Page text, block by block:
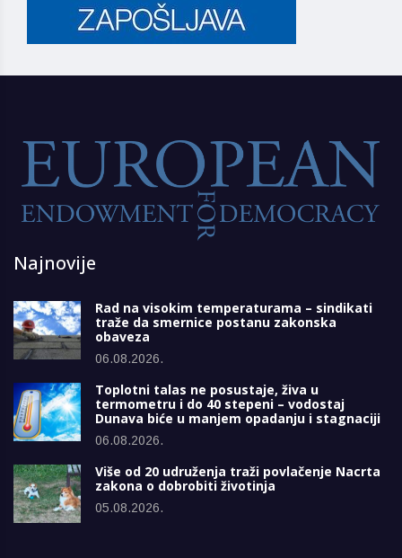
Najnovije
Rad na visokim temperaturama – sindikati
traže da smernice postanu zakonska
obaveza
06.08.2026.
Toplotni talas ne posustaje, živa u
termometru i do 40 stepeni – vodostaj
Dunava biće u manjem opadanju i stagnaciji
06.08.2026.
Više od 20 udruženja traži povlačenje Nacrta
zakona o dobrobiti životinja
05.08.2026.